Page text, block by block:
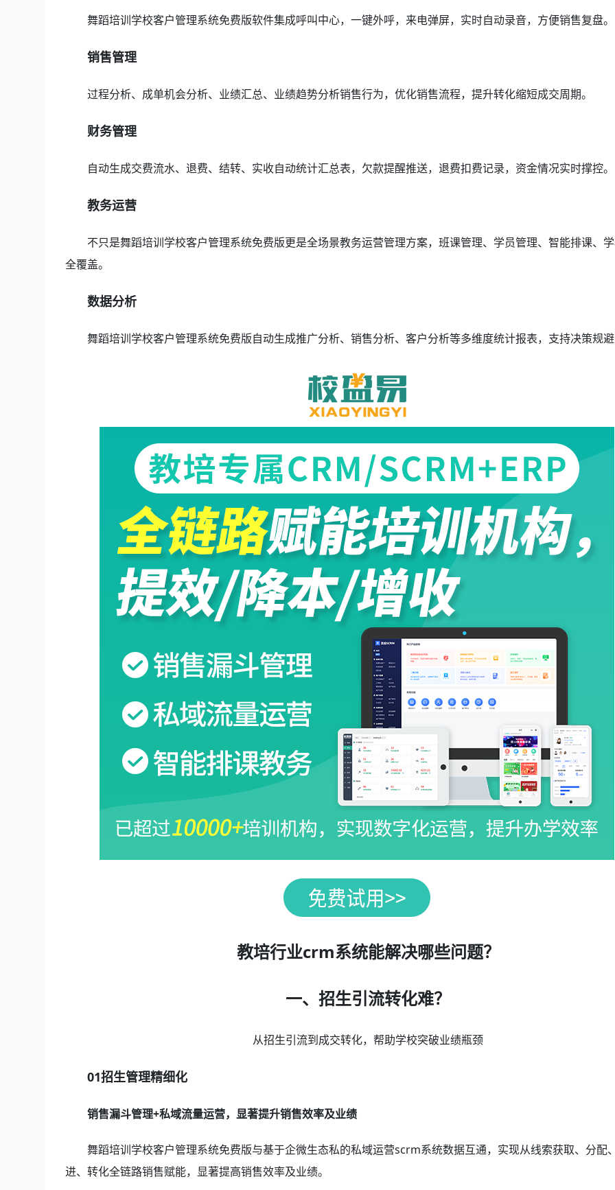
舞蹈培训学校客户管理系统免费版软件集成呼叫中心，一键外呼，来电弹屏，实时自动录音，方便销售复盘。
销售管理
过程分析、成单机会分析、业绩汇总、业绩趋势分析销售行为，优化销售流程，提升转化缩短成交周期。
财务管理
自动生成交费流水、退费、结转、实收自动统计汇总表，欠款提醒推送，退费扣费记录，资金情况实时撑控。
教务运营
不只是舞蹈培训学校客户管理系统免费版更是全场景教务运营管理方案，班课管理、学员管理、智能排课、
全覆盖。
数据分析
舞蹈培训学校客户管理系统免费版自动生成推广分析、销售分析、客户分析等多维度统计报表，支持决策规
教培行业crm系统能解决哪些问题？
一、招生引流转化难？
从招生引流到成交转化，帮助学校突破业绩瓶颈
01招生管理精细化
销售漏斗管理+私域流量运营，显著提升销售效率及业绩
舞蹈培训学校客户管理系统免费版与基于企微生态私的私域运营scrm系统数据互通，实现从线索获取、分配
进、转化全链路销售赋能，显著提高销售效率及业绩。